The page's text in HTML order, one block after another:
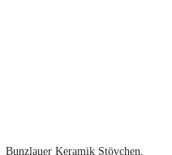
Bunzlauer Keramik Stövchen,